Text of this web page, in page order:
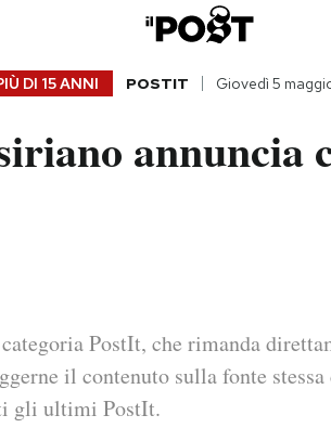
DI 15 ANNI POSTIT Giovedì 5
PostIt, che rimanda
il contenuto sulla fonte
gli ultimi PostIt.